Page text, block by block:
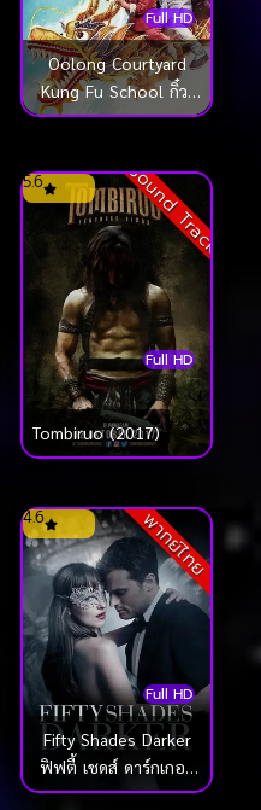
Full HD
Oolong Courtyard
Kung Fu School กิ๋ว-
ก๋า-กิ้ว จิ๋วแต่ตัว (2017)
Sound Track
Full HD
5.6
Tombiruo (2017)
พากย์ไทย
Full HD
4.6
Fifty Shades Darker
ฟิฟตี้ เชดส์ ดาร์กเกอร์
(2017)